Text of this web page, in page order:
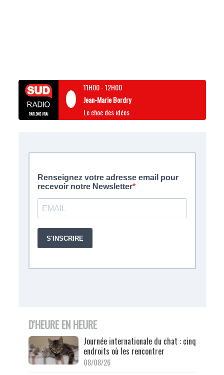
11H00-12H00
Jean-Marie Bordry
Le choc des idées
D'HEURE EN HEURE
Journée internationale du chat : cinq
endroits où les rencontrer
08/08/26